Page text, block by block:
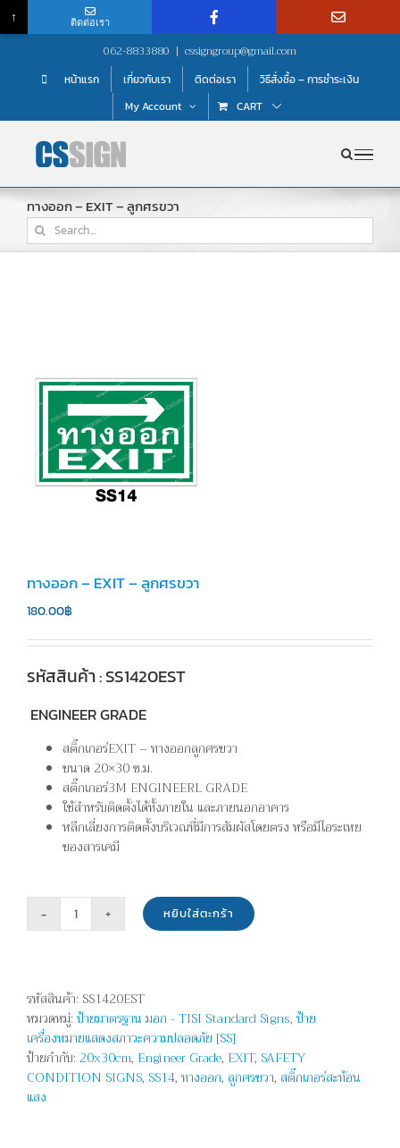
content
062-8833880 | cssigngroup@gmail.com
หน้าแรก เกี่ยวกับเรา ติดต่อเรา
วิธีสั่งซื้อ – การชำระเงิน
My Account
CART
ทางออก – EXIT – ลูกศรขวา
Search
for:
ทางออก – EXIT – ลูกศรขวา
180.00฿
รหัสสินค้า : SS1420EST
ENGINEER GRADE
สติ๊กเกอร์EXIT – ทางออกลูกศรขวา
ขนาด 20×30 ซ.ม.
สติ๊กเกอร์3M ENGINEERL GRADE
ใช้สำหรับติดตั้งได้ทั้งภายใน และภายนอกอาคาร
หลีกเลี่ยงการติดตั้งบริเวณที่มีการสัมผัสโดยตรง หรือมีไอระเหย
ของสารเคมี
จำนวน
-
ลูก
ศร
ขวา
ชิ้น
หยิบใส่ตะกร้า
รหัสสินค้า: SS1420EST
หมวดหมู่:ป้ายมาตรฐาน มอก - TISI Standard Signs, ป้าย
เครื่องหมายแสดงสภาวะความปลอดภัย [SS]
ป้ายกำกับ:20x30cm, Engineer Grade, EXIT, SAFETY
CONDITION SIGNS, SS14, ทางออก, ลูกศรขวา, สติ๊กเกอร์สะท้อน
แสง
↑ ติดต่อเรา